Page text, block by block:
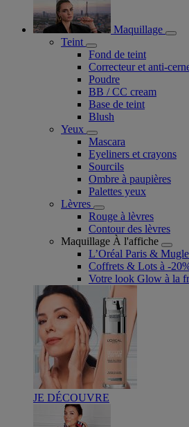
Maquillage
Teint
Fond de teint
Correcteur et anti-
Poudre
BB / CC cream
Base de teint
Blush
Yeux
Mascara
Eyeliners et crayons
Sourcils
Ombre à paupières
Palettes yeux
Lèvres
Rouge à lèvres
Contour des lèvres
Maquillage À l'affiche
L’Oréal Paris &
Coffrets & Lots à -
Votre look Glow à la
JE DÉCOUVRE